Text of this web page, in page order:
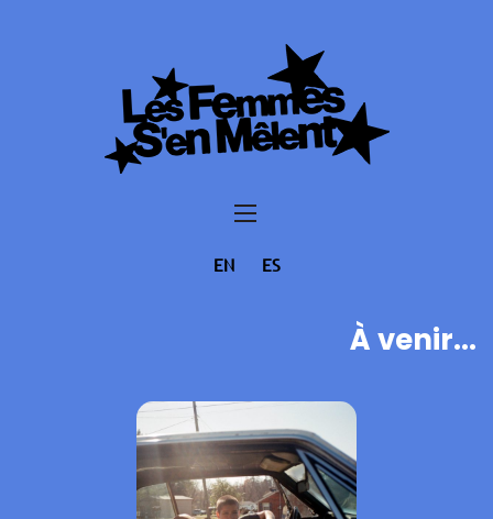
EN ES
À venir...